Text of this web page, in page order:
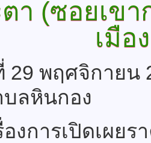
า (ซอยเขา
เมือ
29 พฤศจิกายน
บลหินกอง
องการเปิดเผย